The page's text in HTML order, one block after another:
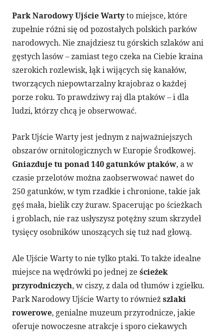
Park Narodowy Ujście Wartyto miejsce, które
zupełnie różni się od pozostałych polskich parków
narodowych. Nie znajdziesz tu górskich szlaków ani
gęstych lasów – zamiast tego czeka na Ciebie kraina
szerokich rozlewisk, łąk i wijących się kanałów,
tworzących niepowtarzalny krajobraz o każdej
porze roku. To prawdziwy raj dla ptaków – i dla
ludzi, którzy chcą je obserwować.
Park Ujście Warty jest jednym z najważniejszych
obszarów ornitologicznych w Europie Środkowej.
Gniazduje tu ponad 140 gatunków ptaków, a w
czasie przelotów można zaobserwować nawet do
250 gatunków, w tym rzadkie i chronione, takie jak
gęś mała, bielik czy żuraw. Spacerując po ścieżkach
i groblach, nie raz usłyszysz potężny szum skrzydeł
tysięcy osobników unoszących się tuż nad głową.
Ale Ujście Warty to nie tylko ptaki. To także idealne
miejsce na wędrówki po jednej ze ścieżek
przyrodniczych, w ciszy, z dala od tłumów i zgiełku.
Park Narodowy Ujście Warty to równieższlaki
rowerowe, genialne muzeum przyrodnicze, jakie
oferuje nowoczesne atrakcje i sporo ciekawych